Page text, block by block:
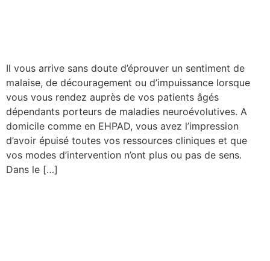
Il vous arrive sans doute d’éprouver un sentiment de
malaise, de découragement ou d’impuissance lorsque
vous vous rendez auprès de vos patients âgés
dépendants porteurs de maladies neuroévolutives. A
domicile comme en EHPAD, vous avez l’impression
d’avoir épuisé toutes vos ressources cliniques et que
vos modes d’intervention n’ont plus ou pas de sens.
Dans le […]